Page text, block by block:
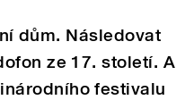
dům. Následovat
ze 17. století. A
festivalu